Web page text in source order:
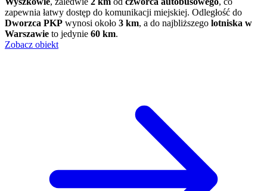
zapewnia łatwy dostęp do komunikacji miejskiej. Odległość do
Dworzca PKP wynosi około 3 km, a do najbliższego lotniska w
Warszawie to jedynie 60 km.
Zobacz obiekt